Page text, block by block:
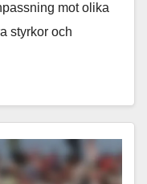
mot olika
styrkor och